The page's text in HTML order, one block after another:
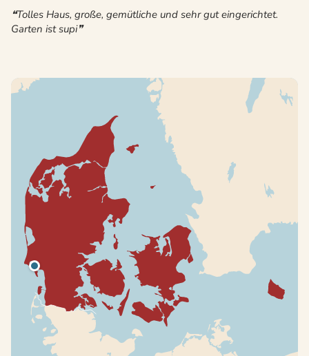
Tolles Haus, große, gemütliche und sehr gut eingerichtet.
Garten ist supi